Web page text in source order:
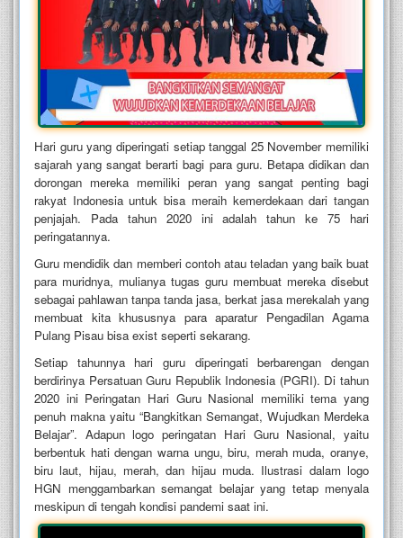
Hari guru yang diperingati setiap tanggal 25 November memiliki
sajarah yang sangat berarti bagi para guru. Betapa didikan dan
dorongan mereka memiliki peran yang sangat penting bagi
rakyat Indonesia untuk bisa meraih kemerdekaan dari tangan
penjajah. Pada tahun 2020 ini adalah tahun ke 75 hari
peringatannya.
Guru mendidik dan memberi contoh atau teladan yang baik buat
para muridnya, mulianya tugas guru membuat mereka disebut
sebagai pahlawan tanpa tanda jasa, berkat jasa merekalah yang
membuat kita khususnya para aparatur Pengadilan Agama
Pulang Pisau bisa exist seperti sekarang.
Setiap tahunnya hari guru diperingati berbarengan dengan
berdirinya Persatuan Guru Republik Indonesia (PGRI). Di tahun
2020 ini Peringatan Hari Guru Nasional memiliki tema yang
penuh makna yaitu “Bangkitkan Semangat, Wujudkan Merdeka
Belajar”. Adapun logo peringatan Hari Guru Nasional, yaitu
berbentuk hati dengan warna ungu, biru, merah muda, oranye,
biru laut, hijau, merah, dan hijau muda. Ilustrasi dalam logo
HGN menggambarkan semangat belajar yang tetap menyala
meskipun di tengah kondisi pandemi saat ini.